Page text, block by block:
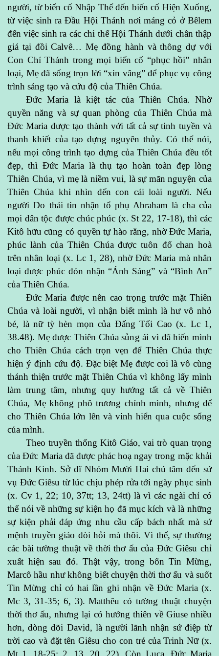
người, từ biến cố Nhập Thể đến biến cố Hiện Xuống,
từ việc sinh ra Đầu Hội Thánh nơi máng cỏ ở Bêlem
đến việc sinh ra các chi thể Hội Thánh dưới chân thập
giá tại đồi Calvê… Mẹ đồng hành và thông dự với
Con Chí Thánh trong mọi biến cố “phục hồi” nhân
loại, Mẹ đã sống trọn lời “xin vâng” để phục vụ công
trình sáng tạo và cứu độ của Thiên Chúa.
Đức Maria là kiệt tác của Thiên Chúa. Nhờ
quyền năng và sự quan phòng của Thiên Chúa mà
Đức Maria được tạo thành với tất cả sự tinh tuyền và
thanh khiết của tạo dựng nguyên thủy. Có thể nói,
nếu mọi công trình tạo dựng của Thiên Chúa đều tốt
đẹp, thì Đức Maria là thụ tạo hoàn toàn đẹp lòng
Thiên Chúa, vì mẹ là niềm vui, là sự mãn nguyện của
Thiên Chúa khi nhìn đến con cái loài người. Nếu
người Do thái tin nhận tổ phụ Abraham là cha của
mọi dân tộc được chúc phúc (x. St 22, 17-18), thì các
Kitô hữu cũng có quyền tự hào rằng, nhờ Đức Maria,
phúc lành của Thiên Chúa được tuôn đổ chan hoà
trên nhân loại (x. Lc 1, 28), nhờ Đức Maria mà nhân
loại được phúc đón nhận “Ánh Sáng” và “Bình An”
của Thiên Chúa.
Đức Maria được nên cao trọng trước mặt Thiên
Chúa và loài người, vì nhận biết mình là hư vô nhỏ
bé, là nữ tỳ hèn mọn của Đấng Tối Cao (x. Lc 1,
38.48). Mẹ được Thiên Chúa sủng ái vì đã hiến mình
cho Thiên Chúa cách trọn vẹn để Thiên Chúa thực
hiện ý định cứu độ. Đặc biệt Mẹ được coi là vô cùng
thánh thiện trước mặt Thiên Chúa vì không lấy mình
làm trung tâm, nhưng quy hướng tất cả về Thiên
Chúa, Mẹ không phô trương chính mình, nhưng để
cho Thiên Chúa lớn lên và vinh hiển qua cuộc sống
của mình.
Theo truyền thống Kitô Giáo, vai trò quan trọng
của Đức Maria đã được phác hoạ ngay trong mặc khải
Thánh Kinh. Sở dĩ Nhóm Mười Hai chú tâm đến sứ
vụ Đức Giêsu từ lúc chịu phép rửa tới ngày phục sinh
(x. Cv 1, 22; 10, 37tt; 13, 24tt) là vì các ngài chỉ có
thể nói về những sự kiện họ đã mục kích và là những
sự kiện phải đáp ứng nhu cầu cấp bách nhất mà sứ
mệnh truyền giáo đòi hỏi mà thôi. Vì thế, sự thường
các bài tường thuật về thời thơ ấu của Đức Giêsu chỉ
xuất hiện sau đó. Thật vậy, trong bốn Tin Mừng,
Marcô hầu như không biết chuyện thời thơ ấu và suốt
Tin Mừng chỉ có hai lần ghi nhận về Đức Maria (x.
Mc 3, 31-35; 6, 3). Matthêu có tường thuật chuyện
thời thơ ấu, nhưng lại có hướng thiên về Giuse nhiều
hơn, dòng dõi David, là người lãnh nhận sứ điệp từ
trời cao và đặt tên Giêsu cho con trẻ của Trinh Nữ (x.
Mt 1, 18-25; 2, 13. 20. 22). Còn Luca, Đức Maria